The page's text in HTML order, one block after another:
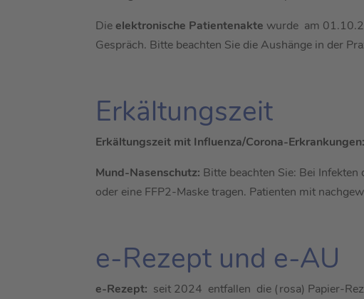
Die elektronische Patientenakte wurde am
Gespräch. Bitte beachten Sie die Aushänge in der
Erkältungszeit
Erkältungszeit mit Influenza/Corona-Erkrankungen:
Mund-Nasenschutz: Bitte beachten Sie: Bei
oder eine FFP2-Maske tragen. Patienten mit
e-Rezept und e-AU
e-Rezept: seit 2024 entfallen die (rosa) Papier-